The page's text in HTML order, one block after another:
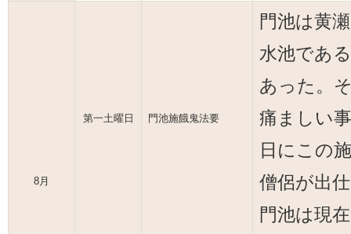
8月
第一土曜日 門池施餓鬼法要
門池は黄
水池であ
あった。
痛ましい
日にこの
僧侶が出
門池は現